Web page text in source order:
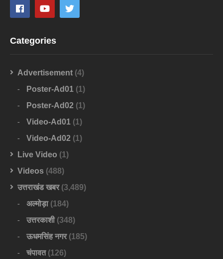
Categories
Advertisement (4)
Poster-Ad01 (1)
Poster-Ad02 (1)
Video-Ad01 (1)
Video-Ad02 (1)
Live Video (1)
Videos (488)
उत्तराखंड खबर(3,489)
अल्मोड़ा(184)
उत्तरकाशी(348)
ऊधमसिंह नगर(185)
चंपावत(126)